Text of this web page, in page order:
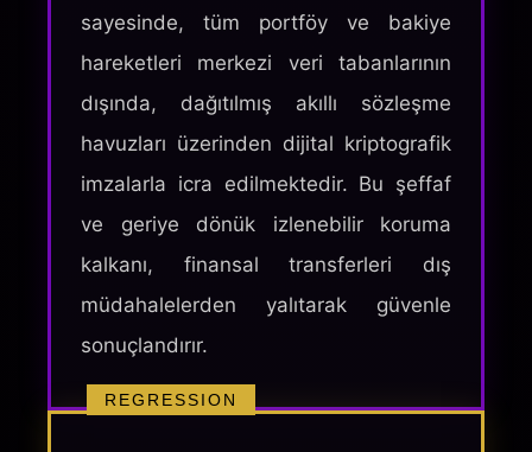
sayesinde, tüm portföy ve bakiye
hareketleri merkezi veri tabanlarının
dışında, dağıtılmış akıllı sözleşme
havuzları üzerinden dijital kriptografik
imzalarla icra edilmektedir. Bu şeffaf
ve geriye dönük izlenebilir koruma
kalkanı, finansal transferleri dış
müdahalelerden yalıtarak güvenle
sonuçlandırır.
REGRESSION